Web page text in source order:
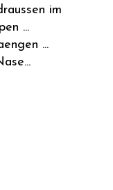
im
...
...